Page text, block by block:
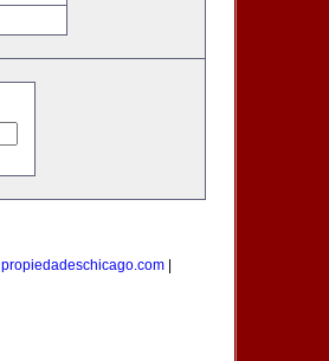
propiedadeschicago.com